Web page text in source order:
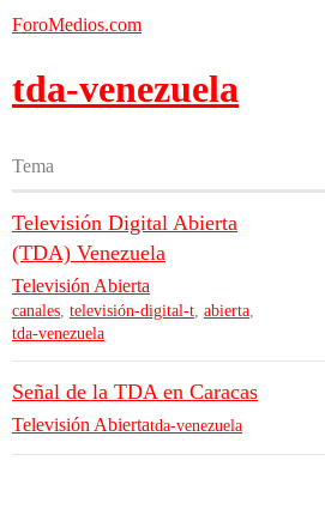
ForoMedios.com
tda-venezuela
Tema
Televisión Digital Abierta
(TDA) Venezuela
Televisión Abierta
canales, televisión-digital-t, abierta,
tda-venezuela
Señal de la TDA en Caracas
Televisión Abiertatda-venezuela